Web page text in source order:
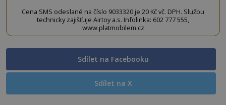
Cena SMS odeslané na číslo 9033320 je 20 Kč vč. DPH. Službu
technicky zajišťuje Airtoy a.s. Infolinka: 602 777 555,
www.platmobilem.cz
Sdílet na Facebooku
Sdílet na X